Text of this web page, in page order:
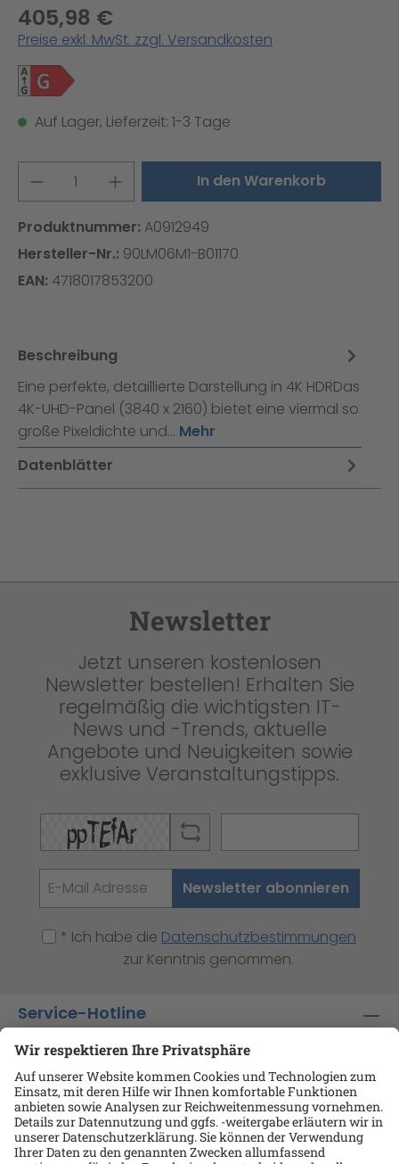
405,98 €
Preise exkl. MwSt. zzgl. Versandkosten
Auf Lager, Lieferzeit: 1-3 Tage
Produkt Anzahl: Gib denIn den Warenkorb
Produktnummer: A0912949
Hersteller-Nr.: 90LM06M1-B01170
EAN: 4718017853200
Beschreibung
Eine perfekte, detaillierte Darstellung in 4K HDRDas
4K-UHD-Panel (3840 x 2160) bietet eine viermal so
große Pixeldichte und… Mehr
Datenblätter
Newsletter
Jetzt unseren kostenlosen
Newsletter bestellen! Erhalten Sie
regelmäßig die wichtigsten IT-
News und -Trends, aktuelle
Angebote und Neuigkeiten sowie
exklusive Veranstaltungstipps.
Newsletter abonnieren
* Ich habe die Datenschutzbestimmungen
zur Kenntnis genommen.
Service-Hotline
Shop-Service
Informationen